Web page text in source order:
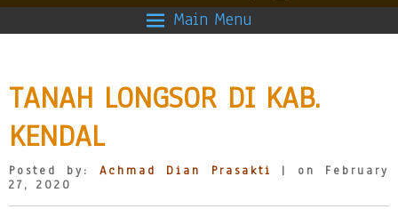
Main Menu
TANAH LONGSOR DI KAB.
KENDAL
Posted by: Achmad Dian Prasakti
| on February
27, 2020